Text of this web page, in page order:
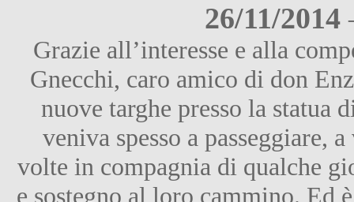
26/11/2014
Grazie all’interesse e alla
Gnecchi, caro amico di don
nuove targhe presso la
veniva spesso a passeggiare,
volte in compagnia di qualche
e sostegno al loro cammino. Ed